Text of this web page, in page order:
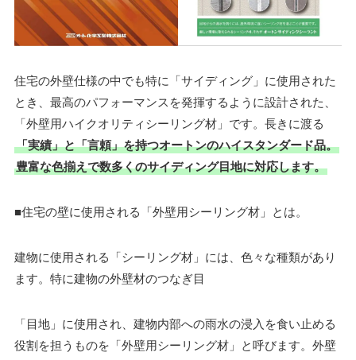
住宅の外壁仕様の中でも特に「サイディング」に使用された
とき、最高のパフォーマンスを発揮するように設計された、
「外壁用ハイクオリティシーリング材」です。長きに渡る
「実績」と「言頼」を持つオートンのハイスタンダード品。
豊富な色揃えで数多くのサイディング目地に対応します。
■住宅の壁に使用される「外壁用シーリング材」とは。
建物に使用される「シーリング材」には、色々な種類があり
ます。特に建物の外壁材のつなぎ目
「目地」に使用され、建物内部への雨水の浸入を食い止める
役割を担うものを「外壁用シーリング材」と呼びます。外壁